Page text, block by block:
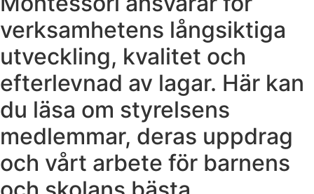
verksamhetens långsiktiga
utveckling, kvalitet och
efterlevnad av lagar. Här kan
du läsa om styrelsens
medlemmar, deras uppdrag
och vårt arbete för barnens